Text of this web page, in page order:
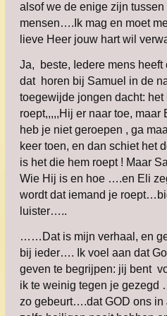
alsof we de enige zijn tussen
mensen….Ik mag en moet
lieve Heer jouw hart wil
Ja, beste, Iedere mens
dat horen bij Samuel in de
toegewijde jongen dacht: het
roept,,,,,Hij er naar toe,
heb je niet geroepen , ga
keer toen, en dan schiet het
is het die hem roept ! Maar
Wie Hij is en hoe ….en Eli
wordt dat iemand je
luister…..
……Dat is mijn verhaal, en
bij ieder…. Ik voel aan dat
geven te begrijpen: jij bent
ik te weinig tegen je gezegd
zo gebeurt….dat GOD ons in